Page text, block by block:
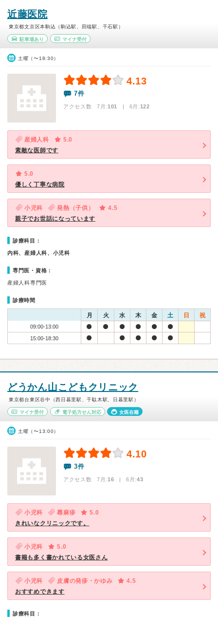
近藤医院
東京都文京区本駒込（駒込駅、田端駅、千石駅）
駐車場あり マイナ受付
土曜（〜18:30）
4.13
7件
アクセス数 7月:101 | 6月:122
産婦人科
5.0
素敵な医師です
5.0
優しく丁寧な病院
小児科 発熱（子供）
4.5
親子でお世話になっています
診療科目：
内科、産婦人科、小児科
専門医・資格：
産婦人科専門医
診療時間
月 火 水 木 金 土 日 祝
09:00-13:00
15:00-18:30
どうかん山こどもクリニック
東京都台東区谷中（西日暮里駅、千駄木駅、日暮里駅）
マイナ受付 電子処方せん対応 女医在籍
土曜（〜13:00）
4.10
3件
アクセス数 7月:16 | 6月:43
小児科 蕁麻疹
5.0
きれいなクリニックです。
小児科
5.0
書籍も多く書かれている女医さん
小児科 皮膚の発疹・かゆみ
4.5
おすすめできます
診療科目：